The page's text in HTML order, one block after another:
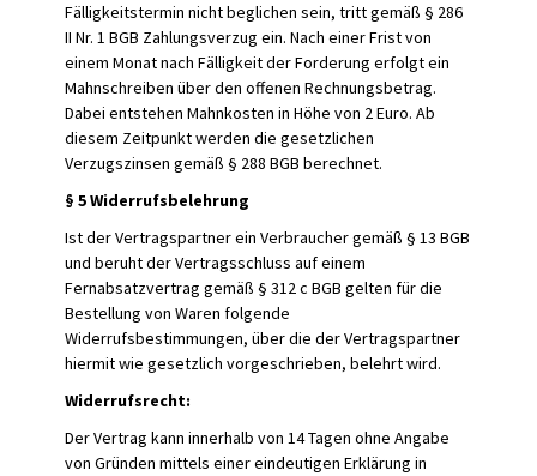
Fälligkeitstermin nicht beglichen sein, tritt gemäß § 286
II Nr. 1 BGB Zahlungsverzug ein. Nach einer Frist von
einem Monat nach Fälligkeit der Forderung erfolgt ein
Mahnschreiben über den offenen Rechnungsbetrag.
Dabei entstehen Mahnkosten in Höhe von 2 Euro. Ab
diesem Zeitpunkt werden die gesetzlichen
Verzugszinsen gemäß § 288 BGB berechnet.
§ 5 Widerrufsbelehrung
Ist der Vertragspartner ein Verbraucher gemäß § 13 BGB
und beruht der Vertragsschluss auf einem
Fernabsatzvertrag gemäß § 312 c BGB gelten für die
Bestellung von Waren folgende
Widerrufsbestimmungen, über die der Vertragspartner
hiermit wie gesetzlich vorgeschrieben, belehrt wird.
Widerrufsrecht:
Der Vertrag kann innerhalb von 14 Tagen ohne Angabe
von Gründen mittels einer eindeutigen Erklärung in